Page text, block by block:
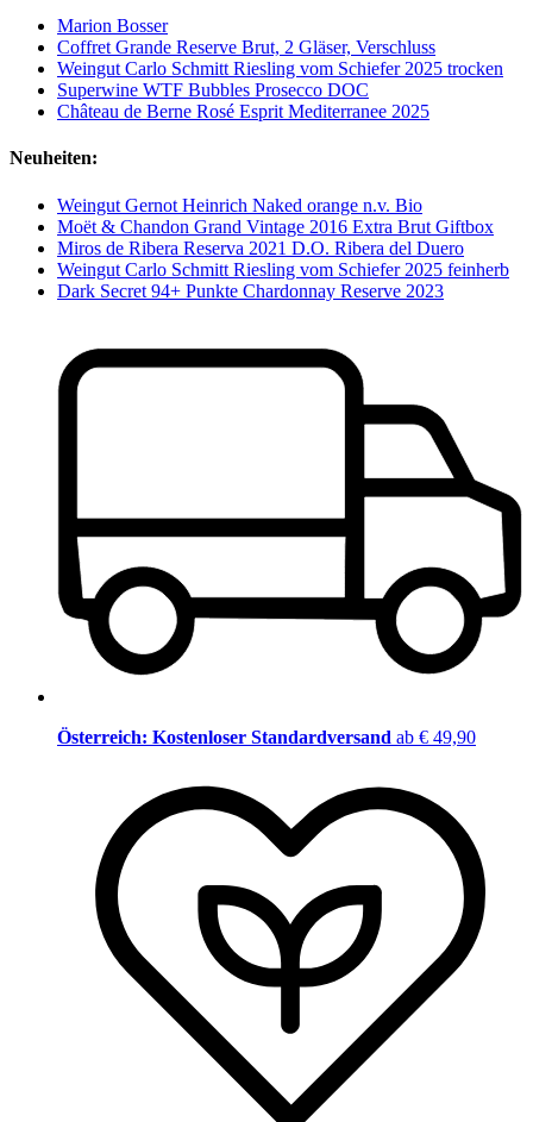
Marion Bosser
Coffret Grande Reserve Brut, 2 Gläser, Verschluss
Weingut Carlo Schmitt Riesling vom Schiefer 2025 trocken
Superwine WTF Bubbles Prosecco DOC
Château de Berne Rosé Esprit Mediterranee 2025
Neuheiten:
Weingut Gernot Heinrich Naked orange n.v. Bio
Moët & Chandon Grand Vintage 2016 Extra Brut Giftbox
Miros de Ribera Reserva 2021 D.O. Ribera del Duero
Weingut Carlo Schmitt Riesling vom Schiefer 2025 feinherb
Dark Secret 94+ Punkte Chardonnay Reserve 2023
Österreich: Kostenloser Standardversand ab € 49,90